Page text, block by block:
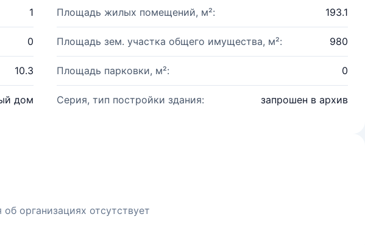
1 Площадь жилых помещений, м²: 193.1
0 Площадь зем. участка общего имущества, м²: 980
10.3 Площадь парковки, м²: 0
дом Серия, тип постройки здания: запрошен в архив
организациях отсутствует